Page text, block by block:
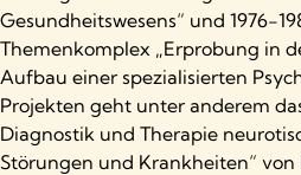
Gesundheitswesens“ und 1976-
Themenkomplex „Erprobung in
Aufbau einer spezialisierten
Projekten geht unter anderem
Diagnostik und Therapie
Störungen und Krankheiten“